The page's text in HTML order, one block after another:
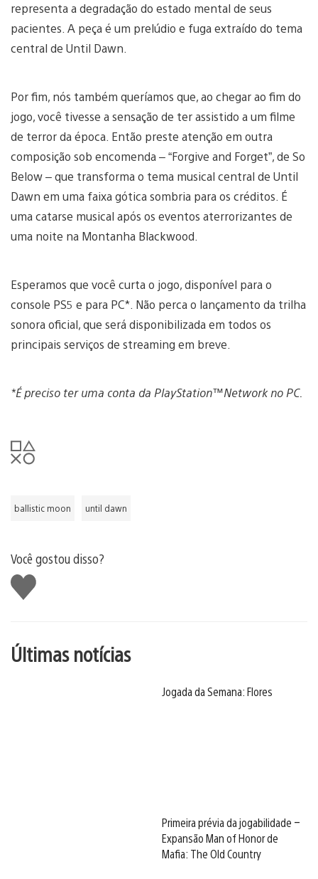
representa a degradação do estado mental de seus
pacientes. A peça é um prelúdio e fuga extraído do tema
central de Until Dawn.
Por fim, nós também queríamos que, ao chegar ao fim do
jogo, você tivesse a sensação de ter assistido a um filme
de terror da época. Então preste atenção em outra
composição sob encomenda – “Forgive and Forget”, de So
Below – que transforma o tema musical central de Until
Dawn em uma faixa gótica sombria para os créditos. É
uma catarse musical após os eventos aterrorizantes de
uma noite na Montanha Blackwood.
Esperamos que você curta o jogo, disponível para o
console PS5 e para PC*. Não perca o lançamento da trilha
sonora oficial, que será disponibilizada em todos os
principais serviços de streaming em breve.
*É preciso ter uma conta da PlayStation™Network no PC.
ballistic moon until dawn
Você gostou disso?
Curtir
Últimas notícias
Jogada da Semana: Flores
Primeira prévia da jogabilidade –
Expansão Man of Honor de
Mafia: The Old Country